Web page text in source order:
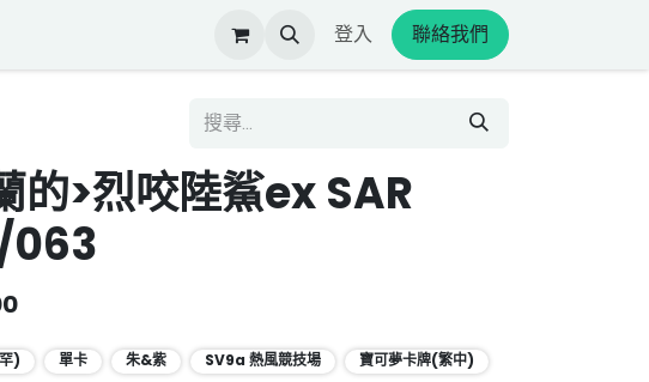
登入 聯絡我們
的>烈咬陸鯊ex SAR
063
) 單卡 朱&紫 SV9a 熱風競技場 寶可夢卡牌(繁中)